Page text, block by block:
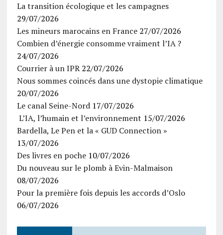
La transition écologique et les campagnes
29/07/2026
Les mineurs marocains en France 27/07/2026
Combien d’énergie consomme vraiment l’IA ?
24/07/2026
Courrier à un IPR 22/07/2026
Nous sommes coincés dans une dystopie climatique
20/07/2026
Le canal Seine-Nord 17/07/2026
L’IA, l’humain et l’environnement 15/07/2026
Bardella, Le Pen et la « GUD Connection »
13/07/2026
Des livres en poche 10/07/2026
Du nouveau sur le plomb à Evin-Malmaison
08/07/2026
Pour la première fois depuis les accords d’Oslo
06/07/2026